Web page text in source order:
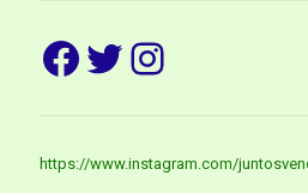
Facebook
Twitter
Instagram
https://www.instagram.com/